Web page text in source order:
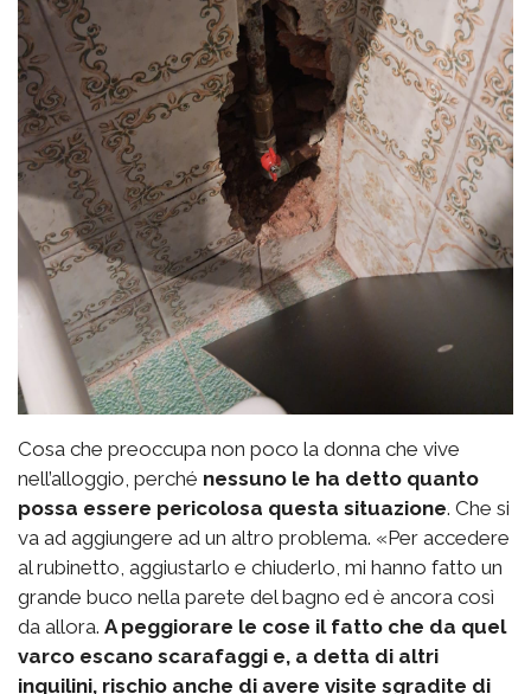
Cosa che preoccupa non poco la donna che vive
nell’alloggio, perché nessuno le ha detto quanto
possa essere pericolosa questa situazione. Che si
va ad aggiungere ad un altro problema. «Per accedere
al rubinetto, aggiustarlo e chiuderlo, mi hanno fatto un
grande buco nella parete del bagno ed è ancora così
da allora. A peggiorare le cose il fatto che da quel
varco escano scarafaggi e, a detta di altri
inquilini, rischio anche di avere visite sgradite di